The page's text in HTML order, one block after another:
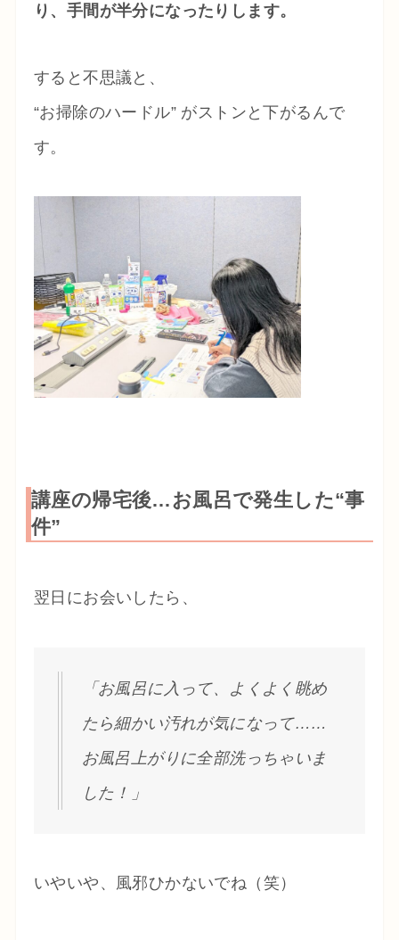
り、手間が半分になったりします。
すると不思議と、
“お掃除のハードル” がストンと下がるんで
す。
講座の帰宅後…お風呂で発生した“事
件”
翌日にお会いしたら、
「お風呂に入って、よくよく眺め
たら細かい汚れが気になって……
お風呂上がりに全部洗っちゃいま
した！」
いやいや、風邪ひかないでね（笑）